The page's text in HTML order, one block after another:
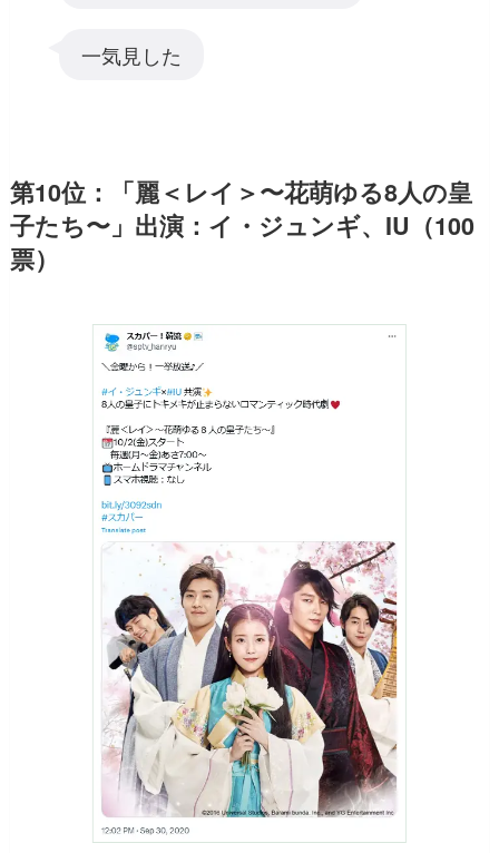
一気見した
第10位：「麗＜レイ＞〜花萌ゆる8人の皇
子たち〜」出演：イ・ジュンギ、IU（100
票）